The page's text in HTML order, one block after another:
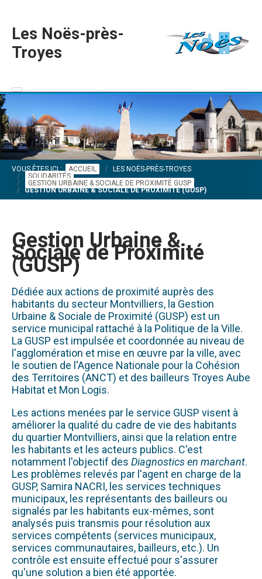
Les Noës-près-
Troyes
VOUS ÊTES ICI : ACCUEIL
LES NOËS-PRÈS-TROYES
SOLIDARITÉS
GESTION URBAINE & SOCIALE DE PROXIMITÉ GUSP
GESTION URBAINE & SOCIALE DE PROXIMITÉ (GUSP)
Gestion Urbaine &
Sociale de Proximité
(GUSP)
Dédiée aux actions de proximité auprès des
habitants du secteur Montvilliers, la Gestion
Urbaine & Sociale de Proximité (GUSP) est un
service municipal rattaché à la Politique de la Ville.
La GUSP est impulsée et coordonnée au niveau de
l'agglomération et mise en œuvre par la ville, avec
le soutien de l'Agence Nationale pour la Cohésion
des Territoires (ANCT) et des bailleurs Troyes Aube
Habitat et Mon Logis.
Les actions menées par le service GUSP visent à
améliorer la qualité du cadre de vie des habitants
du quartier Montvilliers, ainsi que la relation entre
les habitants et les acteurs publics. C'est
notamment l'objectif des Diagnostics en marchant.
Les problèmes relevés par l'agent en charge de la
GUSP, Samira NACRI, les services techniques
municipaux, les représentants des bailleurs ou
signalés par les habitants eux-mêmes, sont
analysés puis transmis pour résolution aux
services compétents (services municipaux,
services communautaires, bailleurs, etc.). Un
contrôle est ensuite effectué pour s'assurer
qu'une solution a bien été apportée.